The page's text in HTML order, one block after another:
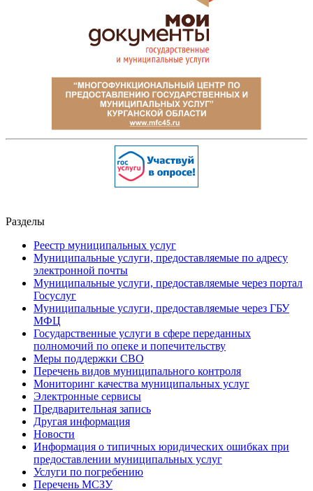
Разделы
Реестр муниципальных услуг
Муниципальные услуги, предоставляемые по адресу
электронной почты
Муниципальные услуги, предоставляемые через портал
Госуслуг
Муниципальные услуги, предоставляемые через ГБУ
МФЦ
Государственные услуги в сфере переданных
полномочий по опеке и попечительству
Меры поддержки СВО
Перечень видов муниципального контроля
Мониторинг качества муниципальных услуг
Электронные сервисы
Предварительная запись
Другая информация
Новости
Информация о типичных юридических ошибках при
предоставлении муниципальных услуг
Услуги по погребению
Перечень МСЗУ